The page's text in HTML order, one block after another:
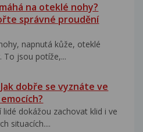
na oteklé nohy?
správné proudění
napnutá kůže, oteklé
To jsou potíže,...
Jak dobře se vyznáte ve
lidé dokážou zachovat klid i ve
situacích....